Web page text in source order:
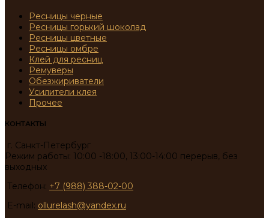
Ресницы черные
Ресницы горький шоколад
Ресницы цветные
Ресницы омбре
Клей для ресниц
Ремуверы
Обезжириватели
Усилители клея
Прочее
КОНТАКТЫ
г. Санкт-Петербург
Режим работы: 10:00 -18:00, 13:00-14:00 перерыв, без
выходных
Телефон: +7 (988) 388-02-00
E-mail: ollurelash@yandex.ru